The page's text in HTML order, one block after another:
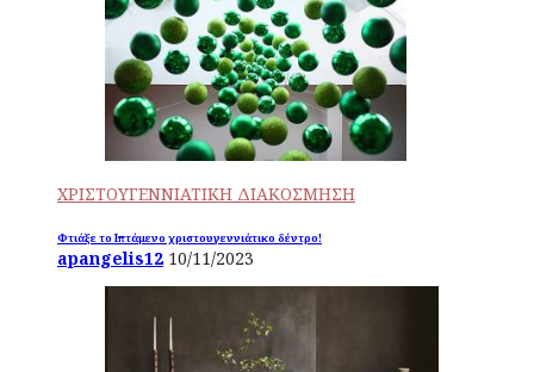
ΧΡΙΣΤΟΥΓΕΝΝΙΑΤΙΚΗ ΔΙΑΚΟΣΜΗΣΗ
Φτιάξε το Ιπτάμενο χριστουγεννιάτικο δέντρο!
apangelis12 10/11/2023